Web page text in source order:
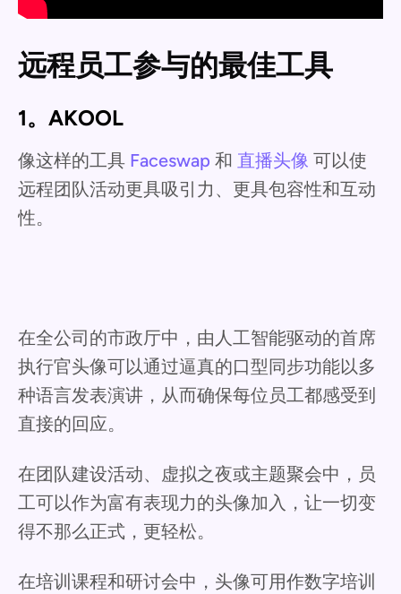
远程员工参与的最佳工具
1。AKOOL
像这样的工具 Faceswap 和 直播头像 可以使
远程团队活动更具吸引力、更具包容性和互动
性。
在全公司的市政厅中，由人工智能驱动的首席
执行官头像可以通过逼真的口型同步功能以多
种语言发表演讲，从而确保每位员工都感受到
直接的回应。
在团队建设活动、虚拟之夜或主题聚会中，员
工可以作为富有表现力的头像加入，让一切变
得不那么正式，更轻松。
在培训课程和研讨会中，头像可用作数字培训